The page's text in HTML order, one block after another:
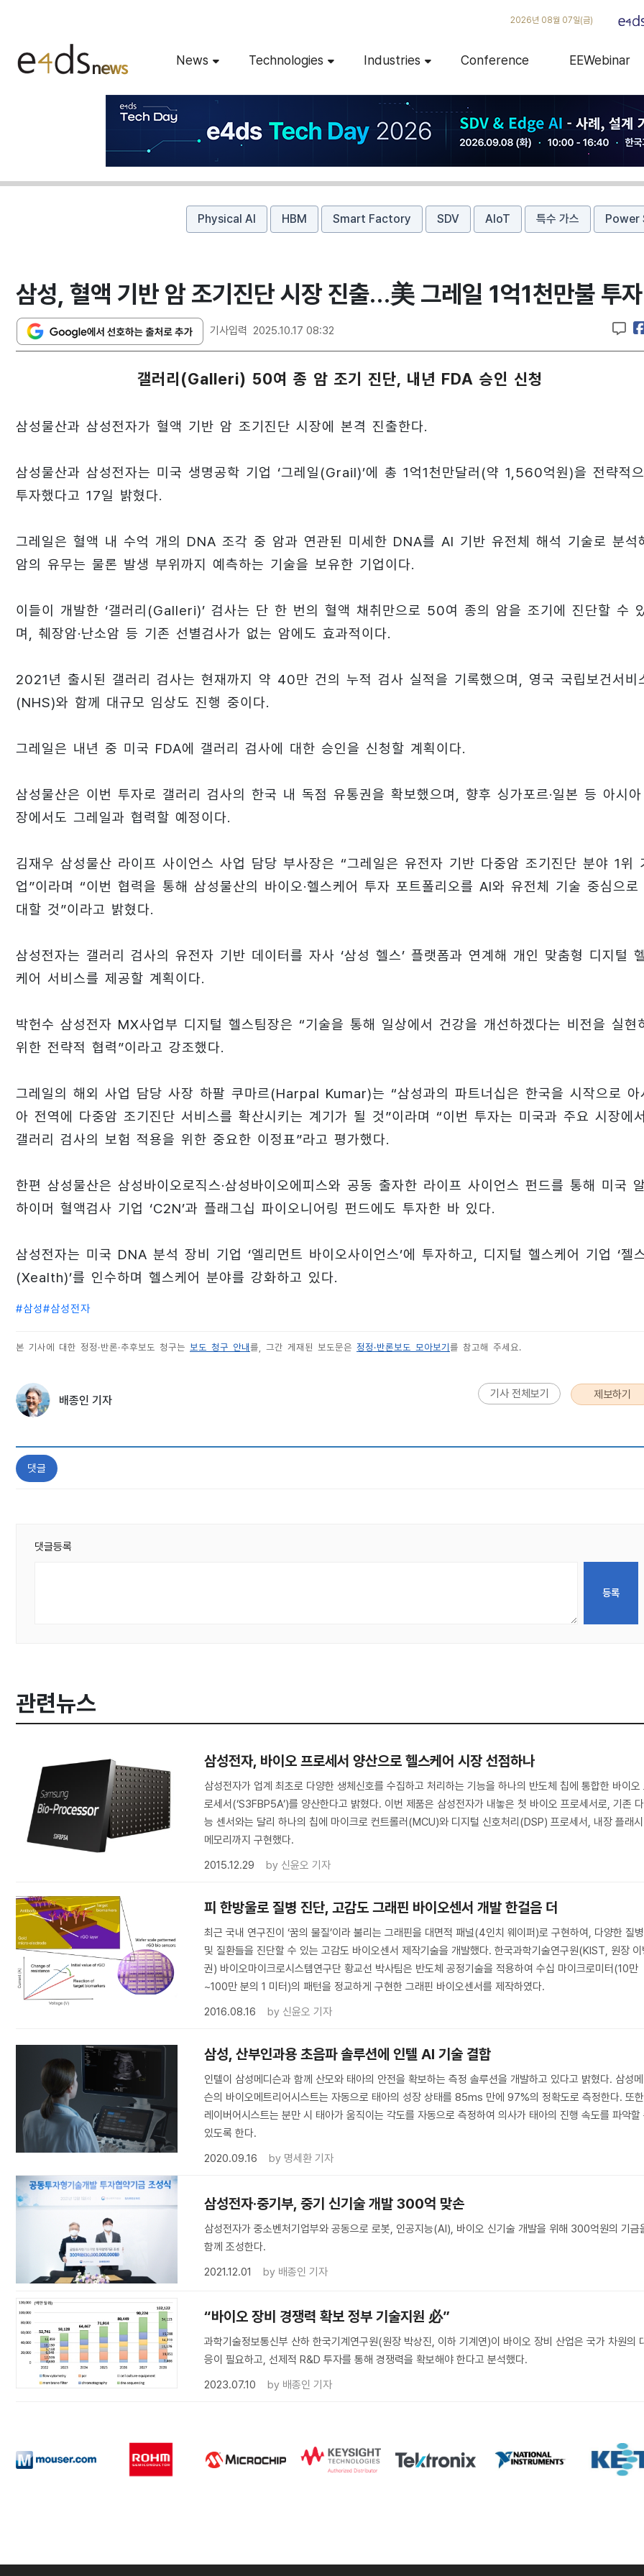
2026년 08월 07일(금)
News Technologies Industries Conference EEWebinar
Physical AI HBM Smart Factory SDV AIoT 특수 가스 Power
삼성, 혈액 기반 암 조기진단 시장 진출…美 그레일 1억1천만불 투자
기사입력 2025.10.17 08:32
갤러리(Galleri) 50여 종 암 조기 진단, 내년 FDA 승인 신청
삼성물산과 삼성전자가 혈액 기반 암 조기진단 시장에 본격 진출한다.
삼성물산과 삼성전자는 미국 생명공학 기업 ‘그레일(Grail)’에 총 1억1천만달러(약 1,560억원)을 전략적
투자했다고 17일 밝혔다.
그레일은 혈액 내 수억 개의 DNA 조각 중 암과 연관된 미세한 DNA를 AI 기반 유전체 해석 기술로 분석
암의 유무는 물론 발생 부위까지 예측하는 기술을 보유한 기업이다.
이들이 개발한 ‘갤러리(Galleri)’ 검사는 단 한 번의 혈액 채취만으로 50여 종의 암을 조기에 진단할 수
며, 췌장암·난소암 등 기존 선별검사가 없는 암에도 효과적이다.
2021년 출시된 갤러리 검사는 현재까지 약 40만 건의 누적 검사 실적을 기록했으며, 영국 국립보건서비
(NHS)와 함께 대규모 임상도 진행 중이다.
그레일은 내년 중 미국 FDA에 갤러리 검사에 대한 승인을 신청할 계획이다.
삼성물산은 이번 투자로 갤러리 검사의 한국 내 독점 유통권을 확보했으며, 향후 싱가포르·일본 등 아시
장에서도 그레일과 협력할 예정이다.
김재우 삼성물산 라이프 사이언스 사업 담당 부사장은 “그레일은 유전자 기반 다중암 조기진단 분야 1위
업”이라며 “이번 협력을 통해 삼성물산의 바이오·헬스케어 투자 포트폴리오를 AI와 유전체 기술 중심으로
대할 것”이라고 밝혔다.
삼성전자는 갤러리 검사의 유전자 기반 데이터를 자사 ‘삼성 헬스’ 플랫폼과 연계해 개인 맞춤형 디지털
케어 서비스를 제공할 계획이다.
박헌수 삼성전자 MX사업부 디지털 헬스팀장은 “기술을 통해 일상에서 건강을 개선하겠다는 비전을 실현
위한 전략적 협력”이라고 강조했다.
그레일의 해외 사업 담당 사장 하팔 쿠마르(Harpal Kumar)는 “삼성과의 파트너십은 한국을 시작으로 아
아 전역에 다중암 조기진단 서비스를 확산시키는 계기가 될 것”이라며 “이번 투자는 미국과 주요 시장에
갤러리 검사의 보험 적용을 위한 중요한 이정표”라고 평가했다.
한편 삼성물산은 삼성바이오로직스·삼성바이오에피스와 공동 출자한 라이프 사이언스 펀드를 통해 미국
하이머 혈액검사 기업 ‘C2N’과 플래그십 파이오니어링 펀드에도 투자한 바 있다.
삼성전자는 미국 DNA 분석 장비 기업 ‘엘리먼트 바이오사이언스’에 투자하고, 디지털 헬스케어 기업 ‘젤
(Xealth)’를 인수하며 헬스케어 분야를 강화하고 있다.
#삼성#삼성전자
본 기사에 대한 정정·반론·추후보도 청구는 보도 청구 안내 를, 그간 게재된 보도문은 정정·반론보도 모아보기 를 참고해 주세요.
배종인 기자 기사 전체보기 제보하기
댓글
댓글등록
관련뉴스
삼성전자, 바이오 프로세서 양산으로 헬스케어 시장 선점하나
삼성전자가 업계 최초로 다양한 생체신호를 수집하고 처리하는 기능을 하나의 반도체 칩에 통합한 바이오
로세서(‘S3FBP5A’)를 양산한다고 밝혔다. 이번 제품은 삼성전자가 내놓은 첫 바이오 프로세서로, 기존
능 센서와는 달리 하나의 칩에 마이크로 컨트롤러(MCU)와 디지털 신호처리(DSP) 프로세서, 내장 플래시
메모리까지 구현했다.
2015.12.29
by 신윤오 기자
피 한방울로 질병 진단, 고감도 그래핀 바이오센서 개발 한걸음 더
최근 국내 연구진이 ‘꿈의 물질’이라 불리는 그래핀을 대면적 패널(4인치 웨이퍼)로 구현하여, 다양한 질병
및 질환들을 진단할 수 있는 고감도 바이오센서 제작기술을 개발했다. 한국과학기술연구원(KIST, 원장
권) 바이오마이크로시스템연구단 황교선 박사팀은 반도체 공정기술을 적용하여 수십 마이크로미터(10만
~100만 분의 1 미터)의 패턴을 정교하게 구현한 그래핀 바이오센서를 제작하였다.
2016.08.16
by 신윤오 기자
삼성, 산부인과용 초음파 솔루션에 인텔 AI 기술 결합
인텔이 삼성메디슨과 함께 산모와 태아의 안전을 확보하는 측정 솔루션을 개발하고 있다고 밝혔다. 삼성
슨의 바이오메트리어시스트는 자동으로 태아의 성장 상태를 85ms 만에 97%의 정확도로 측정한다. 또
레이버어시스트는 분만 시 태아가 움직이는 각도를 자동으로 측정하여 의사가 태아의 진행 속도를 파악할
있도록 한다.
2020.09.16
by 명세환 기자
삼성전자·중기부, 중기 신기술 개발 300억 맞손
삼성전자가 중소벤처기업부와 공동으로 로봇, 인공지능(AI), 바이오 신기술 개발을 위해 300억원의 기금
함께 조성한다.
2021.12.01
by 배종인 기자
“바이오 장비 경쟁력 확보 정부 기술지원 必”
과학기술정보통신부 산하 한국기계연구원(원장 박상진, 이하 기계연)이 바이오 장비 산업은 국가 차원의
응이 필요하고, 선제적 R&D 투자를 통해 경쟁력을 확보해야 한다고 분석했다.
2023.07.10
by 배종인 기자